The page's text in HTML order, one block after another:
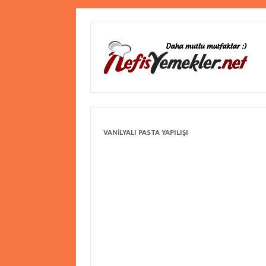
VANILYALI PASTA YAPILIŞI